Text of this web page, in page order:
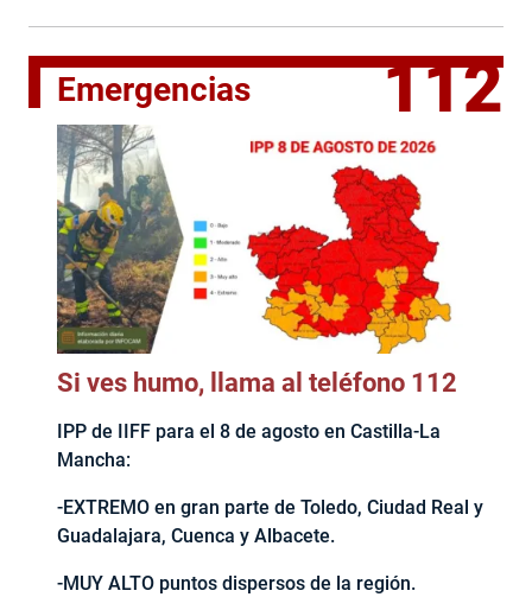
Emergencias 112
Si ves humo, llama al teléfono 112
IPP de IIFF para el 8 de agosto en Castilla-La
Mancha:
-EXTREMO en gran parte de Toledo, Ciudad Real y
Guadalajara, Cuenca y Albacete.
-MUY ALTO puntos dispersos de la región.